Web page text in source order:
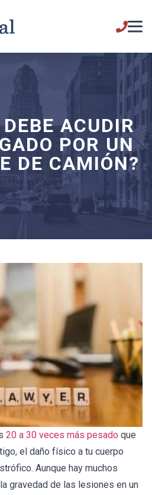
ACUDIR
POR UN
DE CAMIÓN?
20 a 30 veces más pesado que
el daño físico a tu cuerpo
Aunque hay muchos
gravedad de las lesiones en un